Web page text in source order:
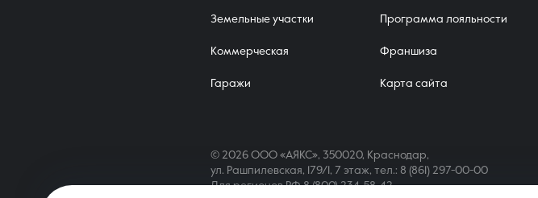
Земельные участки
Коммерческая
Гаражи
Программа лояльности
Франшиза
Карта сайта
© 2026 ООО «АЯКС», 350020, Краснодар,
ул. Рашпилевская, 179/1, 7 этаж,тел.: 8 (861) 297-00-00
Для регионов РФ8 (800) 234-58-42